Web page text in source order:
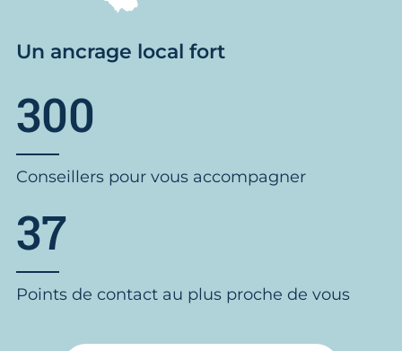
Un ancrage local fort
300
Conseillers pour vous accompagner
37
Points de contact au plus proche de vous